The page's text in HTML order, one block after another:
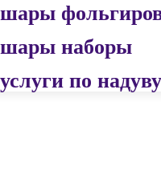
шары
шары наборы
услуги по надуву